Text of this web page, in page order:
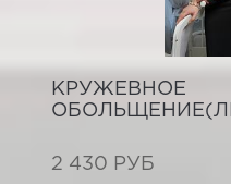
КРУЖЕВНОЕ
2 430 РУБ